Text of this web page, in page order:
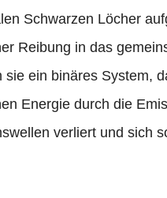
Schwarzen Löcher
Reibung in das
sie ein binäres System,
Energie durch die
verliert und sich